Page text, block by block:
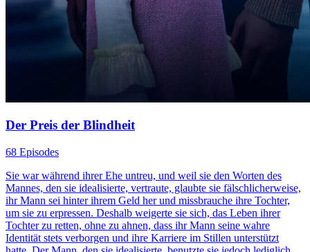
Der Preis der Blindheit
68 Episodes
Sie war während ihrer Ehe untreu, und weil sie den Worten des
Mannes, den sie idealisierte, vertraute, glaubte sie fälschlicherweise,
ihr Mann sei hinter ihrem Geld her und missbrauche ihre Tochter,
um sie zu erpressen. Deshalb weigerte sie sich, das Leben ihrer
Tochter zu retten, ohne zu ahnen, dass ihr Mann seine wahre
Identität stets verborgen und ihre Karriere im Stillen unterstützt